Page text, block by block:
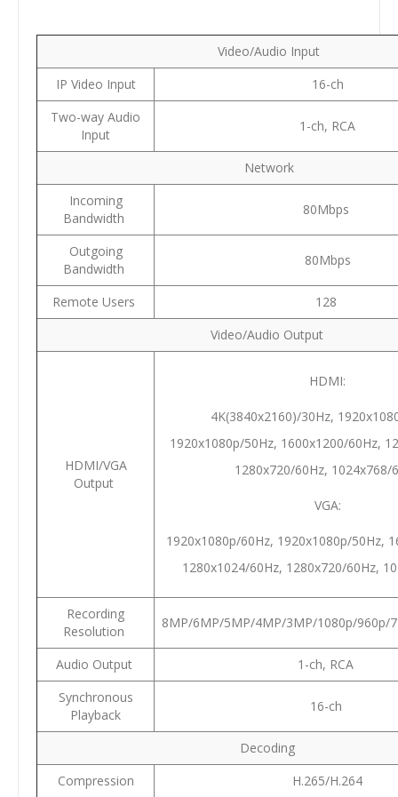
Video/Audio Input
IP Video Input
16-ch
Two-way Audio
Input
1-ch, RCA
Network
Incoming
Bandwidth
80Mbps
Outgoing
Bandwidth
80Mbps
Remote Users
128
Video/Audio Output
HDMI/VGA
Output
HDMI:
4K(3840x2160)/30Hz,
1920x1080p/50Hz, 1600x1200/60Hz,
1280x720/60Hz, 1024x768/
VGA:
1920x1080p/60Hz, 1920x1080p/50Hz,
1280x1024/60Hz, 1280x720/60Hz,
Recording
Resolution
8MP/6MP/5MP/4MP/3MP/1080p/960p/
Audio Output
1-ch, RCA
Synchronous
Playback
16-ch
Decoding
Compression
H.265/H.264